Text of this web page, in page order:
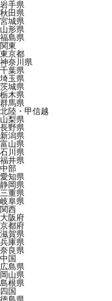
岩手県
秋田県
宮城県
山形県
福島県
関東
東京都
神奈川県
千葉県
埼玉県
茨城県
栃木県
群馬県
北陸・甲信越
山梨県
長野県
新潟県
富山県
石川県
福井県
中部
愛知県
静岡県
三重県
岐阜県
関西
大阪府
京都府
滋賀県
兵庫県
奈良県
中国
広島県
岡山県
島根県
四国
徳島県